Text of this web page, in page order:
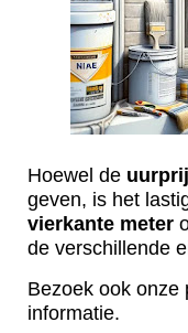
Hoewel de
geven, is het
vierkante meter
de verschillende
Bezoek ook onze
informatie.